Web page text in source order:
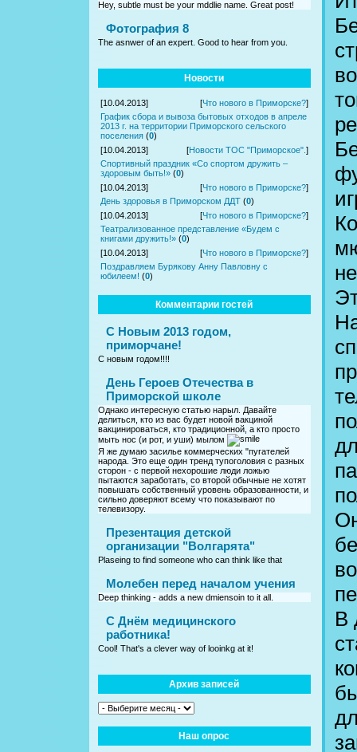
Hey, subtle must be your mddlie name. Great post!
Фотография 8
The asnwer of an expert. Good to hear from you.
Новости
[10.04.2013] [Что нового в Приморске?]
График сбора и вывоза бытовых отходов в апреле
2013 г. на территории Приморского сельского
поселения (0)
[10.04.2013]
[Новости ТОС "Приморское". ]
Спортивный праздник «Со спортом дружить –
здоровым быть!» (0)
[10.04.2013]
[Что нового в Приморске?]
День здоровья в Приморском ДДТ (0)
[10.04.2013]
[Что нового в Приморске?]
Театрализованное представление «Будем с
книгами дружить!» (0)
[10.04.2013]
[Что нового в Приморске?]
Поздравляем Бурякову Анну Павловну с
юбилеем! (0)
Комментарии гостей
С Новым 2013 годом,
приморчане!
С новым годом!!!!
День Героев Отечества в
Приморской школе
Однако интересную статью нарыл. Давайте
делиться, кто из вас будет новой вакциной
вакцинироваться, кто традиционной, а кто просто
мыть нос (и рот, и уши) мылом
Я же думаю засилье коммерческих "пугателей
народа. Это еще один тренд тупоголовия с разных
сторон - с первой нехорошие люди ложью
пытаются заработать, со второй обычные не хотят
повышать собственный уровень образованности, и
сильно доверяют всему что показывают по
телевизору.
Презентация детской
организации "Волгарята"
Plaseing to find someone who can think like that
Молебен перед началом учения
Deep thinking - adds a new dmiensoin to it all.
C Днём медицинского
работника!
Cool! That's a clever way of looinkg at it!
Архив записей
Наш опрос
В